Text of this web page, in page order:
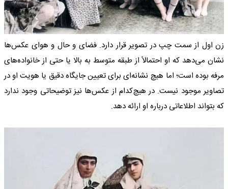
زن اول از سمت چپ در تصویر قرار دارد. فضای و حال و هوای عکس‌ها
نشان می‌دهد که او احتمالاً از طبقه متوسط به بالا یا حتی از خانواده‌های
مرفه بوده است؛ اما هیچ نشانه‌ای برای تعیین جایگاه دقیق یا هویت او در
تصاویر موجود نیست. در هیچ‌کدام از عکس‌ها نیز توضیحاتی وجود ندارد
که بتواند اطلاعاتی درباره او ارائه دهد.